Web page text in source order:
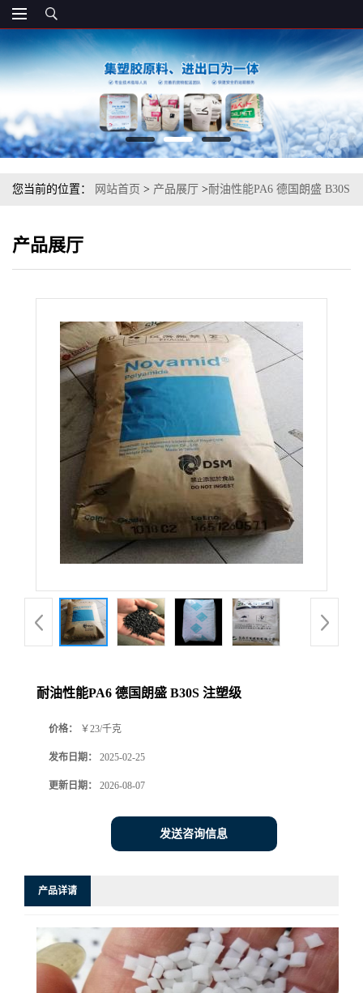
您当前的位置： 网站首页 > 产品展厅 >耐油性能PA6 德国朗盛 B30S
产品展厅
耐油性能PA6 德国朗盛 B30S 注塑级
价格： ￥23/千克
发布日期： 2025-02-25
更新日期： 2026-08-07
发送咨询信息
产品详请